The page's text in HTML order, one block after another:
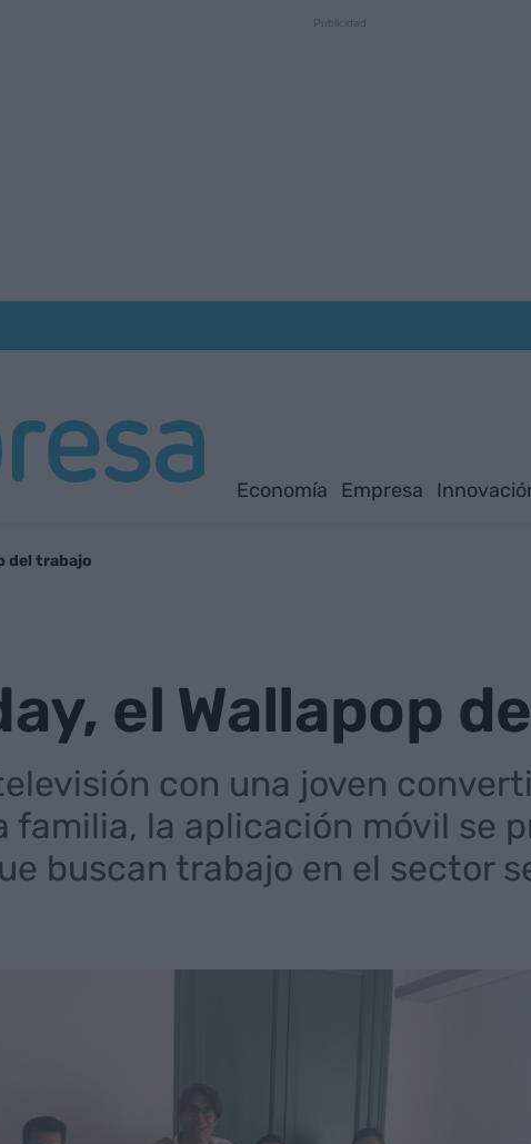
Economía Empresa
del trabajo
el Wallapop
con una joven
familia, la aplicación móvil se
buscan trabajo en el sector